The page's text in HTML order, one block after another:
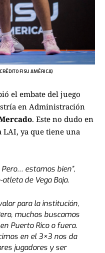
FISU AMÉRICA)
el embate del juego
en Administración
. Este no dudo en
ya que tiene una
estamos bien”,
de Vega Baja.
para la institución,
muchos buscamos
Puerto Rico o fuera.
en el 3×3 nos da
jugadores y ser